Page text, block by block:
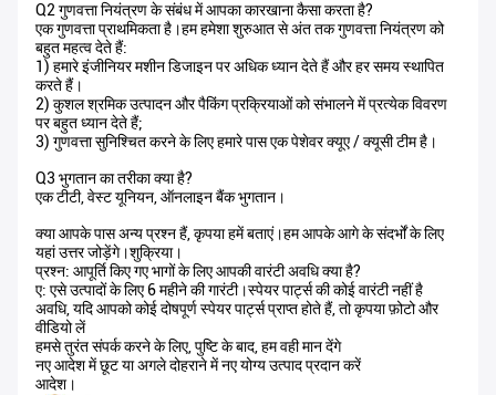
Q2 गुणवत्ता नियंत्रण के संबंध में आपका कारखाना कैसा करता है?
एक गुणवत्ता प्राथमिकता है।हम हमेशा शुरुआत से अंत तक गुणवत्ता नियंत्रण को
बहुत महत्व देते हैं:
1) हमारे इंजीनियर मशीन डिजाइन पर अधिक ध्यान देते हैं और हर समय स्थापित
करते हैं।
2) कुशल श्रमिक उत्पादन और पैकिंग प्रक्रियाओं को संभालने में प्रत्येक विवरण
पर बहुत ध्यान देते हैं;
3) गुणवत्ता सुनिश्चित करने के लिए हमारे पास एक पेशेवर क्यूए / क्यूसी टीम है।
Q3 भुगतान का तरीका क्या है?
एक टीटी, वेस्ट यूनियन, ऑनलाइन बैंक भुगतान।
क्या आपके पास अन्य प्रश्न हैं, कृपया हमें बताएं।हम आपके आगे के संदर्भों के लिए
यहां उत्तर जोड़ेंगे।शुक्रिया।
प्रश्न: आपूर्ति किए गए भागों के लिए आपकी वारंटी अवधि क्या है?
ए: एसे उत्पादों के लिए 6 महीने की गारंटी।स्पेयर पार्ट्स की कोई वारंटी नहीं है
अवधि, यदि आपको कोई दोषपूर्ण स्पेयर पार्ट्स प्राप्त होते हैं, तो कृपया फ़ोटो और
वीडियो लें
हमसे तुरंत संपर्क करने के लिए, पुष्टि के बाद, हम वही मान देंगे
नए आदेश में छूट या अगले दोहराने में नए योग्य उत्पाद प्रदान करें
आदेश।